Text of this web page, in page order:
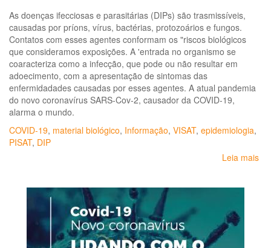
As doenças ifecciosas e parasitárias (DIPs) são trasmissíveis,
causadas por príons, vírus, bactérias, protozoários e fungos.
Contatos com esses agentes conformam os "riscos biológicos
que consideramos exposições. A 'entrada no organismo se
coaracteriza como a infecção, que pode ou não resultar em
adoecimento, com a apresentação de sintomas das
enfermidadades causadas por esses agentes. A atual pandemia
do novo coronavírus SARS-Cov-2, causador da COVID-19,
alarma o mundo.
COVID-19, material biológico, Informação, VISAT, epidemiologia,
PISAT, DIP
Leia mais